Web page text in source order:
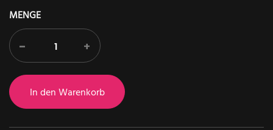
MENGE
- +
In den Warenkorb